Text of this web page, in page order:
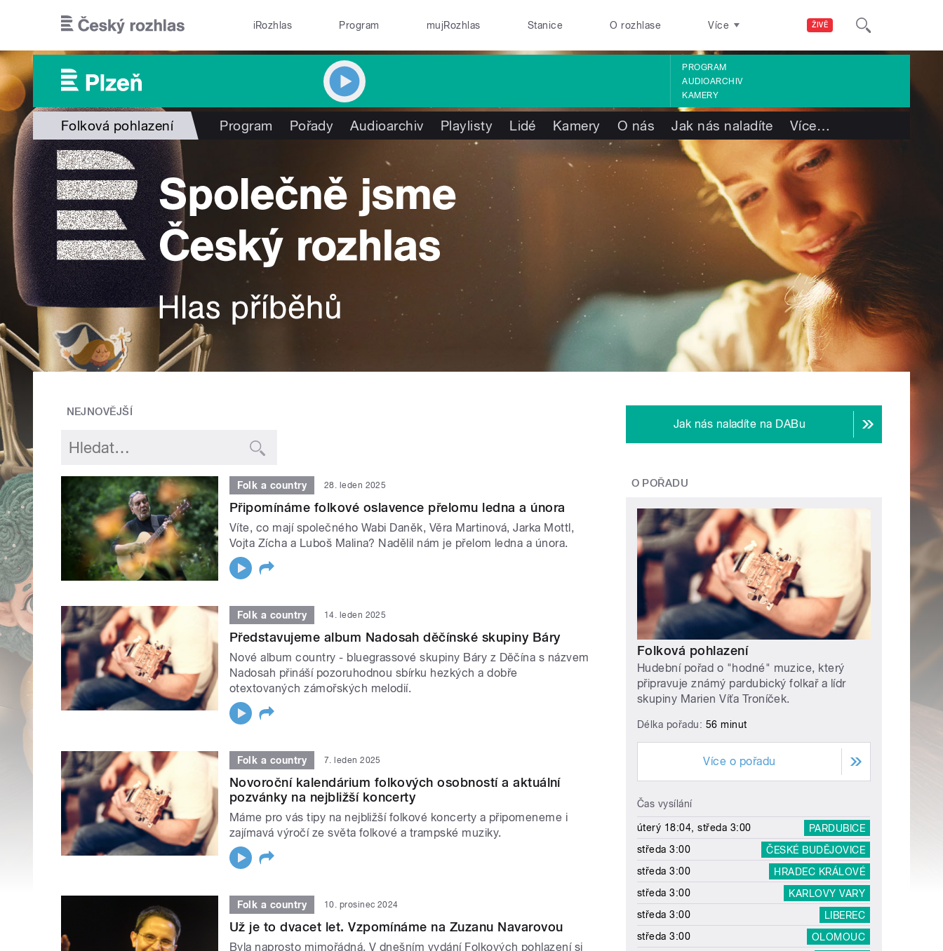
ŽIVĚ
iRozhlas Program mujRozhlas Stanice O rozhlase Více
PROGRAM
AUDIOARCHIV
KAMERY
Folková pohlazení Program Pořady Audioarchiv Playlisty Lidé Kamery O nás Jak nás naladíte Více…
NEJNOVĚJŠÍ
Folk a country 28. leden 2025
Připomínáme folkové oslavence přelomu ledna a února
Víte, co mají společného Wabi Daněk, Věra Martinová, Jarka Mottl,
Vojta Zícha a Luboš Malina? Nadělil nám je přelom ledna a února.
Folk a country 14. leden 2025
Představujeme album Nadosah děčínské skupiny Báry
Nové album country - bluegrassové skupiny Báry z Děčína s názvem
Nadosah přináší pozoruhodnou sbírku hezkých a dobře
otextovaných zámořských melodií.
Folk a country 7. leden 2025
Novoroční kalendárium folkových osobností a aktuální
pozvánky na nejbližší koncerty
Máme pro vás tipy na nejbližší folkové koncerty a připomeneme i
zajímavá výročí ze světa folkové a trampské muziky.
Folk a country 10. prosinec 2024
Už je to dvacet let. Vzpomínáme na Zuzanu Navarovou
Byla naprosto mimořádná. V dnešním vydání Folkových pohlazení si
Jak nás naladíte na DABu
O POŘADU
Folková pohlazení
Hudební pořad o "hodné" muzice, který
připravuje známý pardubický folkař a lídr
skupiny Marien Víťa Troníček.
Délka pořadu: 56 minut
Více o pořadu
Čas vysílání
úterý 18:04, středa 3:00
PARDUBICE
středa 3:00
ČESKÉ BUDĚJOVICE
středa 3:00
HRADEC KRÁLOVÉ
středa 3:00
KARLOVY VARY
středa 3:00
LIBEREC
středa 3:00
OLOMOUC